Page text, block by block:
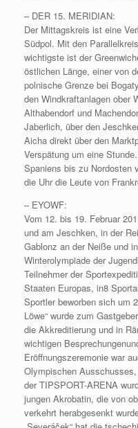
– DER 15. MERIDIAN:
Der Mittagskreis ist eine
Südpol. Mit den
wichtigste ist der
östlichen Länge, einer von
polnische Grenze bei
den Windkraftanlagen ober
Althabendorf und
Jaberlich, über den
Aicha direkt über den
Verspätung um eine
Spaniens bis zu Nordosten
die Uhr die Leute von
– EYOWF:
Vom 12. bis 19. Februar
und am Jeschken, in der
Gablonz an der Neiße und
Winterolympiade der
Teilnehmer der
Staaten Europas, in8
Sportler beworben sich um
Löwe“ wurde zum
die Akkreditierung und in
wichtigen
Eröffnungszeremonie war
Olympischen
der TIPSPORT-ARENA
jungen Akrobatin, die von
verkehrt herabgesenkt